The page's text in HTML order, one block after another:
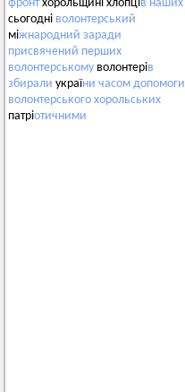
фронтхорольщині хлопців наших
сьогодні волонтерський
міжнародний заради
присвячений перших
волонтерському волонтерів
збирали україни часом допомоги
волонтерського хорольських
патріотичними